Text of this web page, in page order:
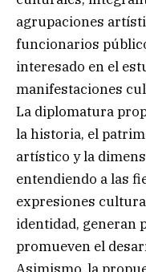
agrupaciones
funcionarios
interesado en el
manifestaciones
La diplomatura
la historia, el
artístico y la
entendiendo a las
expresiones
identidad, generan
promueven el